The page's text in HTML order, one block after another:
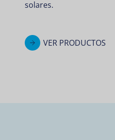
solares.
VER PRODUCTOS